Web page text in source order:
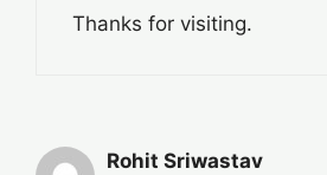
Thanks for visiting.
Rohit Sriwastav